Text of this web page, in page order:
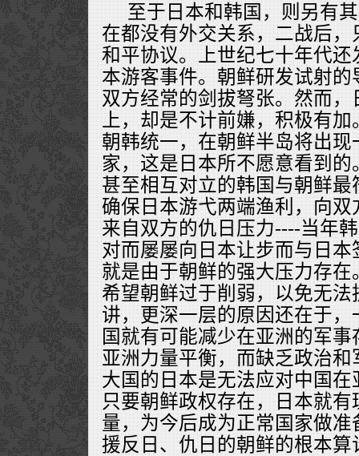
至于日本和韩国，则另有
在都没有外交关系，二战后
和平协议。上世纪七十年代
本游客事件。朝鲜研发试射
双方经常的剑拔弩张。然而
上，却是不计前嫌，积极有
朝韩统一，在朝鲜半岛将出
家，这是日本所不愿意看到
甚至相互对立的韩国与朝鲜
确保日本游弋两端渔利，向
来自双方的仇日压力----当年
对而屡屡向日本让步而与日
就是由于朝鲜的强大压力存
希望朝鲜过于削弱，以免无
讲，更深一层的原因还在于
国就有可能减少在亚洲的军
亚洲力量平衡，而缺乏政治
大国的日本是无法应对中国
只要朝鲜政权存在，日本就
量，为今后成为正常国家做
援反日、仇日的朝鲜的根本算